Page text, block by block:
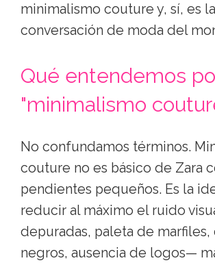
minimalismo couture y, sí, es la
conversación de moda del
Qué entendemos
"minimalismo
No confundamos términos.
couture no es básico de Zara
pendientes pequeños. Es la
reducir al máximo el ruido
depuradas, paleta de marfiles,
negros, ausencia de logos—